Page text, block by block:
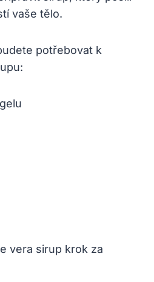
vaše tělo.
potřebovat k
vera sirup krok za